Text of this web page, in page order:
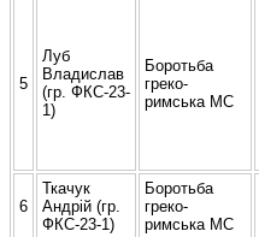
5
Луб
Владислав
(гр. ФКС-23-
1)
Боротьба
греко-
римська МС
6
Ткачук
Андрій (гр.
ФКС-23-1)
Боротьба
греко-
римська МС